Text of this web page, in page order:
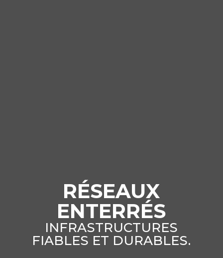
RÉSEAUX
ENTERRÉS
INFRASTRUCTURES
FIABLES ET DURABLES.